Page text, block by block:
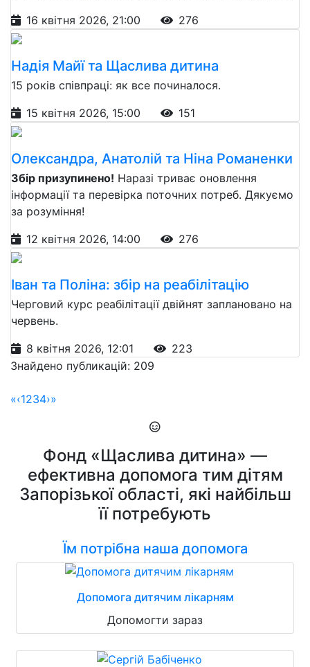
16 квітня 2026, 21:00
276
Надія Майї та Щаслива дитина
15 років співпраці: як все починалося.
15 квітня 2026, 15:00
151
Олександра, Анатолій та Ніна Романенки
Збір призупинено! Наразі триває оновлення
інформації та перевірка поточних потреб. Дякуємо
за розуміння!
12 квітня 2026, 14:00
276
Іван та Поліна: збір на реабілітацію
Черговий курс реабілітації двійнят заплановано на
червень.
8 квітня 2026, 12:01
223
Знайдено публикацій: 209
«‹1234›»
Фонд «Щаслива дитина» —
ефективна допомога тим дітям
Запорізької області, які найбільш
її потребують
Їм потрібна наша допомога
Допомога дитячим лікарням
Допомогти зараз